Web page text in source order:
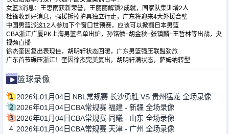
女篮3消息：王思雨获新荣誉，王丽丽解锁2成就，国家队集训增2人
杜锋收到好消息，强援拆掉护具独立行走，广东将迎来4大外援合璧
中国男篮派这12人参加下个窗口世预赛，应该可以掀翻日本男篮
CBA浙江广厦PK上海男篮名单出炉，孙铭徽+胡金秋+张镇麟+王哲林等出战，央
视频直播
徐杰奎因复出表现佳，胡明轩状态回暖，广东男篮强压联盟劲旅
广东首节碾压浙江！奎因徐杰完美复出，胡明轩满状态，萨姆纳转型
篮球录像
1 2026年01月04日 NBL常规赛 长沙勇胜 VS 贵州猛龙 全场录像
2 2026年01月04日CBA常规赛 福建 - 新疆 全场录像
3 2026年01月04日CBA常规赛 同曦 - 山东 全场录像
4 2026年01月04日CBA常规赛 天津 - 广州 全场录像